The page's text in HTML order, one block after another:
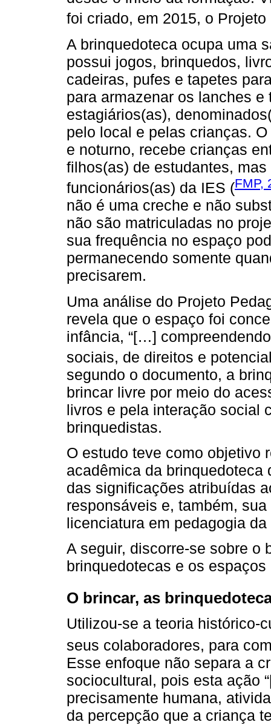
foi criado, em 2015, o
A brinquedoteca ocupa uma
possui jogos, brinquedos,
cadeiras, pufes e tapetes
para armazenar os lanches
estagiários(as),
pelo local e pelas crianças.
e noturno, recebe crianças
filhos(as) de estudantes,
funcionários(as) da IES (FMP,
não é uma creche e não
não são matriculadas no
sua frequência no espaço
permanecendo somente
precisarem.
Uma análise do Projeto
revela que o espaço foi
infância, “[…]
sociais, de direitos e
segundo o documento, a
brincar livre por meio do
livros e pela interação social
brinquedistas.
O estudo teve como objetivo
acadêmica da brinquedoteca
das significações atribuídas
responsáveis e, também,
licenciatura em pedagogia da
A seguir, discorre-se sobre o
brinquedotecas e os
O brincar, as
Utilizou-se a teoria histórico-
seus colaboradores, para
Esse enfoque não separa a
sociocultural, pois esta ação
precisamente humana,
da percepção que a criança